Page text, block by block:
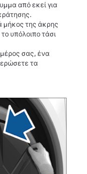
από εκεί για
μήκος της άκρης
υπόλοιπο τάσι
σας, ένα
τα